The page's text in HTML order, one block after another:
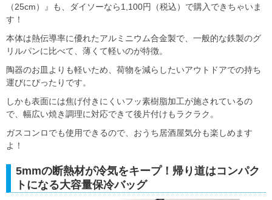
（25cm）』も、ダイソーなら1,100円（税込）で購入できちゃいま
す！
本体は熱伝導率に優れたアルミニウム合金製で、一般的な鉄製のグ
リルパンに比べて、薄くて軽いのが特徴。
陶器のお皿よりも軽いため、荷物を減らしたいアウトドアでの持ち
運びにぴったりです。
しかも表面には焦げ付きにくいフッ素樹脂加工が施されているの
で、幅広い焼き調理に対応できて後片付けもラクラク。
ガスコンロでも使用できるので、おうち居酒屋気分も楽しめます
よ！
5mmの断熱材が冷気をキープ！帰り道はコンパク
トになる大容量保冷バッグ